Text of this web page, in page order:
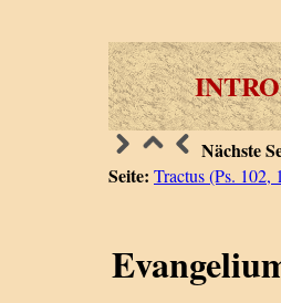
Nächste
Seite: Tractus (Ps. 102,